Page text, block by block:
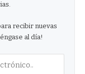
recibir nuevas
al día!